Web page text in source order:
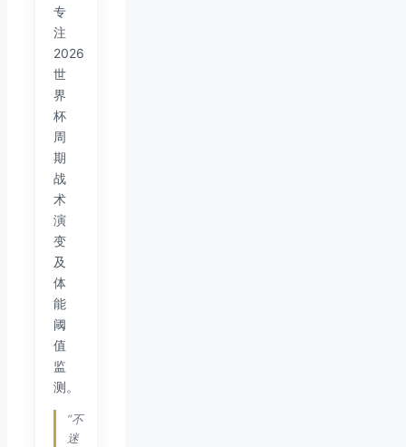
专
注
2026
世
界
杯
周
期
战
术
演
变
及
体
能
阈
值
监
测。
“不
迷